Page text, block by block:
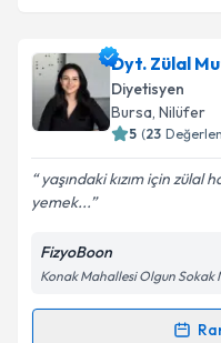
Dyt. Zülal
Diyetisyen
Bursa, Nilüfer
5 (23
yaşındaki kızım için zülal
yemek...
FizyoBoon
Konak Mahallesi Olgun Sokak